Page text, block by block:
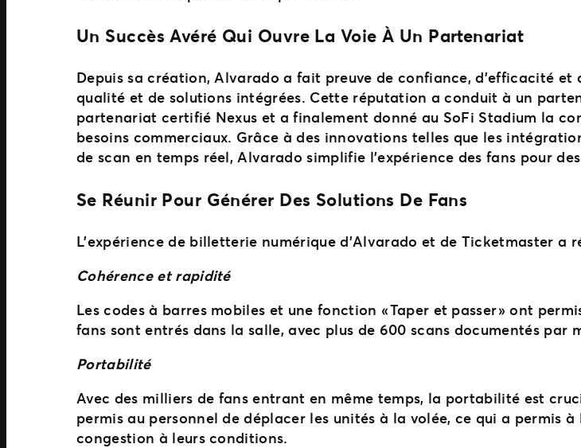
Un Succès Avéré Qui Ouvre La Voie À Un Partenariat
Depuis sa création, Alvarado a fait preuve de confiance, d’efficacité
qualité et de solutions intégrées. Cette réputation a conduit à un
partenariat certifié Nexus et a finalement donné au SoFi Stadium la
besoins commerciaux. Grâce à des innovations telles que les
de scan en temps réel, Alvarado simplifie l’expérience des fans pour
Se Réunir Pour Générer Des Solutions De Fans
L’expérience de billetterie numérique d’Alvarado et de Ticketmaster a
Cohérence et rapidité
Les codes à barres mobiles et une fonction « Taper et passer » ont
fans sont entrés dans la salle, avec plus de 600 scans documentés par
Portabilité
Avec des milliers de fans entrant en même temps, la portabilité est
permis au personnel de déplacer les unités à la volée, ce qui a permis à
congestion à leurs conditions.